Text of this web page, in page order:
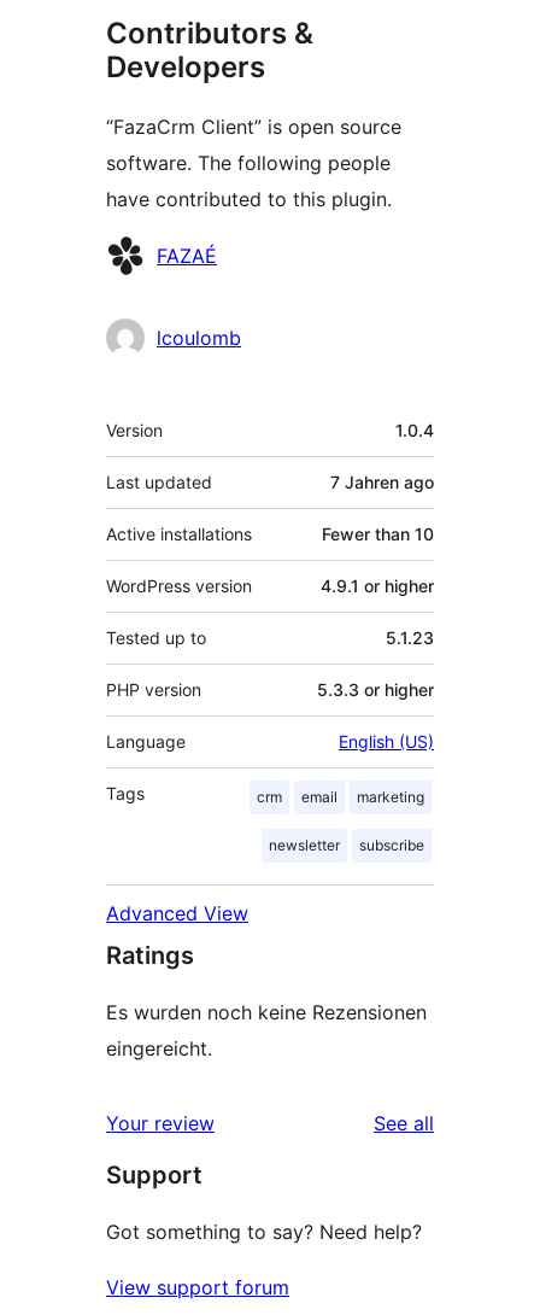
Contributors &
Developers
“FazaCrm Client” is open source
software. The following people
have contributed to this plugin.
Contributors
FAZAÉ
lcoulomb
Meta
Version 1.0.4
Last updated 7 Jahren ago
Active installations Fewer than 10
WordPress version 4.9.1 or higher
Tested up to 5.1.23
PHP version 5.3.3 or higher
Language English (US)
Tags crm email marketing
newsletter subscribe
Advanced View
Ratings
Es wurden noch keine Rezensionen
eingereicht.
Your review See all
Support
Got something to say? Need help?
View support forum